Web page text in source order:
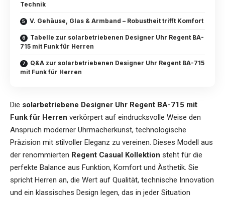
Technik
V. Gehäuse, Glas & Armband – Robustheit trifft Komfort
Tabelle zur solarbetriebenen Designer Uhr Regent BA-
715 mit Funk für Herren
Q&A zur solarbetriebenen Designer Uhr Regent BA-715
mit Funk für Herren
Die solarbetriebene Designer Uhr Regent BA-715 mit
Funk für Herren verkörpert auf eindrucksvolle Weise den
Anspruch moderner Uhrmacherkunst, technologische
Präzision mit stilvoller Eleganz zu vereinen. Dieses Modell aus
der renommierten Regent Casual Kollektion steht für die
perfekte Balance aus Funktion, Komfort und Ästhetik. Sie
spricht Herren an, die Wert auf Qualität, technische Innovation
und ein klassisches Design legen, das in jeder Situation